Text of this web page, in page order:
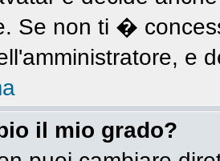
Se non ti �
e
il mio grado?